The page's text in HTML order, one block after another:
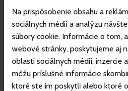
Na prispôsobenie obsahu a
sociálnych médií a analýzu
súbory cookie. Informácie o tom,
webové stránky, poskytujeme aj
oblasti sociálnych médií, inzercie
môžu príslušné informácie
ktoré ste im poskytli alebo ktoré
Mehr über das
Tolle Hotelpreise mit